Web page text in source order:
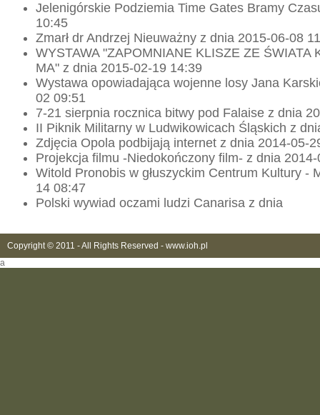
Jelenigórskie Podziemia Time Gates Bramy
10:45
Zmarł dr Andrzej Nieuważny z dnia 2015-06-08
WYSTAWA "ZAPOMNIANE KLISZE ZE ŚWIATA
MA" z dnia 2015-02-19 14:39
Wystawa opowiadająca wojenne losy Jana
02 09:51
7-21 sierpnia rocznica bitwy pod Falaise z dnia
II Piknik Militarny w Ludwikowicach Śląskich z
Zdjęcia Opola podbijają internet z dnia 2014-05-
Projekcja filmu -Niedokończony film- z dnia
Witold Pronobis w głuszyckim Centrum Kultury -
14 08:47
Polski wywiad oczami ludzi Canarisa z dnia
Copyright © 2011 - All Rights Reserved - www.ioh.pl
a